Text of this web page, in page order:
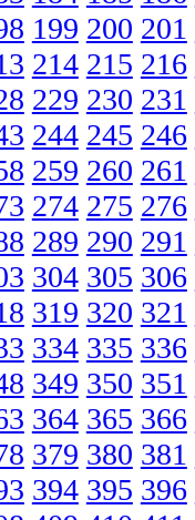
199 200 201
214 215 216
229 230 231
244 245 246
259 260 261
274 275 276
289 290 291
304 305 306
319 320 321
334 335 336
349 350 351
364 365 366
379 380 381
394 395 396